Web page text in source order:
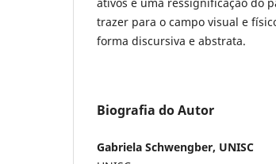
trazer para o campo visual e
forma discursiva e abstrata.
Biografia do Autor
Gabriela Schwengber, UNISC